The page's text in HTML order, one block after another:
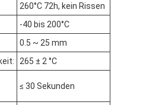
Band
260°C 72h, kein Rissen
-40 bis 200°C
0.5 ~ 25 mm
265 ± 2 °C
≤ 30 Sekunden